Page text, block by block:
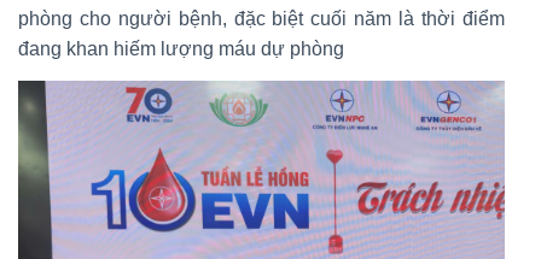
phòng cho người bệnh, đặc biệt cuối năm là thời điểm
đang khan hiếm lượng máu dự phòng